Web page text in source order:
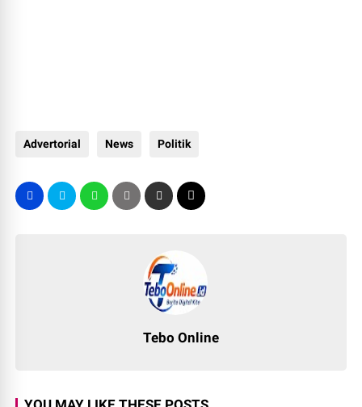
Advertorial News Politik
Tebo Online